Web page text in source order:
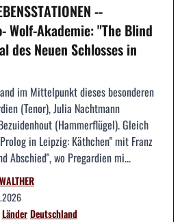
--
Wolf-Akademie: "The Blind
des Neuen Schlosses in
im Mittelpunkt dieses besonderen
(Tenor), Julia Nachtmann
(Hammerflügel). Gleich
in Leipzig: Käthchen" mit Franz
Abschied", wo Pregardien mi...
LänderDeutschland